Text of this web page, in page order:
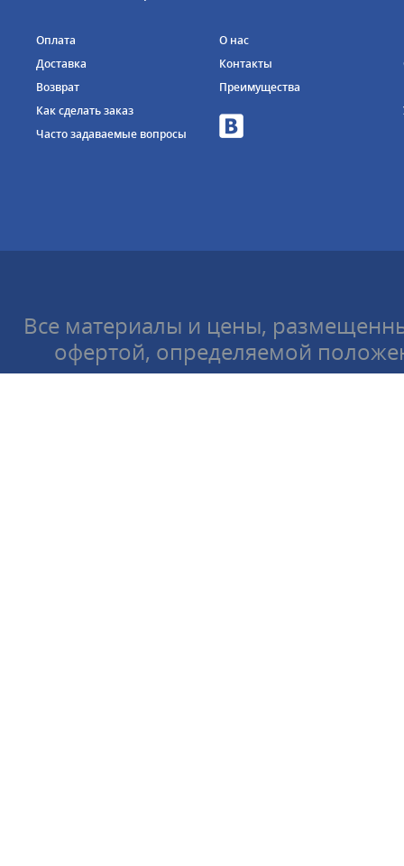
Оплата
Доставка
Возврат
Как сделать заказ
Часто задаваемые вопросы
О нас
Контакты
Преимущества
Все материалы и цены,
офертой, определяемой